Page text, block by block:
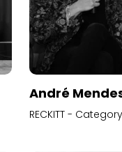
André
RECKITT -